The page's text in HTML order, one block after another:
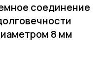
соединение
8 мм